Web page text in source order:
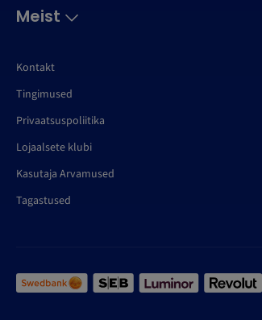
Meist
Kontakt
Tingimused
Privaatsuspoliitika
Lojaalsete klubi
Kasutaja Arvamused
Tagastused